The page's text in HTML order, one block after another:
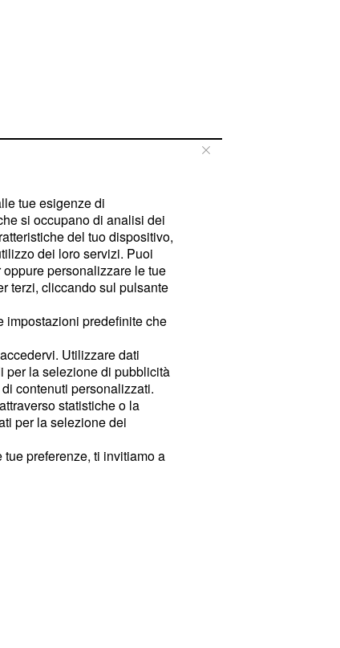
tue esigenze di
si occupano di analisi dei
del tuo dispositivo,
dei loro servizi. Puoi
personalizzare le tue
terzi, cliccando sul pulsante
impostazioni predefinite che
Utilizzare dati
per la selezione di pubblicità
contenuti personalizzati.
statistiche o la
per la selezione dei
preferenze, ti invitiamo a